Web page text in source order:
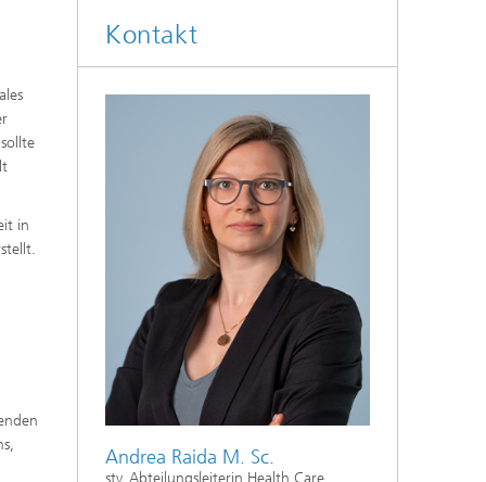
in
Kontakt
Andrea Raida M. Sc.
stv. Abteilungsleiterin Health Care